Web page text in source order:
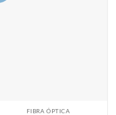
FIBRA ÓPTICA